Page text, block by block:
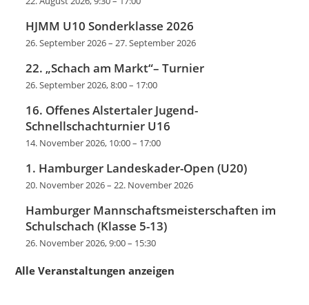
HJMM U10 Sonderklasse 2026
26. September 2026–27. September 2026
22. „Schach am Markt“– Turnier
26. September 2026, 8:00– 17:00
16. Offenes Alstertaler Jugend-
Schnellschachturnier U16
14. November 2026, 10:00– 17:00
1. Hamburger Landeskader-Open (U20)
20. November 2026–22. November 2026
Hamburger Mannschaftsmeisterschaften im
Schulschach (Klasse 5-13)
26. November 2026, 9:00– 15:30
Alle Veranstaltungen anzeigen